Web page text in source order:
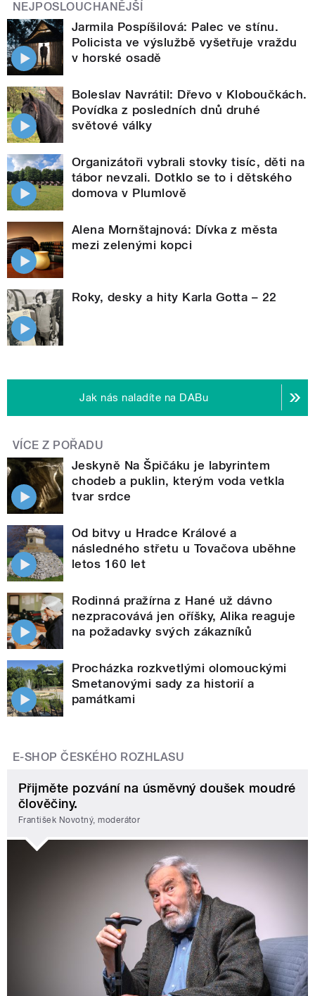
NEJPOSLOUCHANĚJŠÍ
Jarmila Pospíšilová: Palec ve stínu.
Policista ve výslužbě vyšetřuje vraždu
v horské osadě
Boleslav Navrátil: Dřevo v Kloboučkách.
Povídka z posledních dnů druhé
světové války
Organizátoři vybrali stovky tisíc, děti na
tábor nevzali. Dotklo se to i dětského
domova v Plumlově
Alena Mornštajnová: Dívka z města
mezi zelenými kopci
Roky, desky a hity Karla Gotta – 22
Jak nás naladíte na DABu
VÍCE Z POŘADU
Jeskyně Na Špičáku je labyrintem
chodeb a puklin, kterým voda vetkla
tvar srdce
Od bitvy u Hradce Králové a
následného střetu u Tovačova uběhne
letos 160 let
Rodinná pražírna z Hané už dávno
nezpracovává jen oříšky, Alika reaguje
na požadavky svých zákazníků
Procházka rozkvetlými olomouckými
Smetanovými sady za historií a
památkami
E-SHOP ČESKÉHO ROZHLASU
Přijměte pozvání na úsměvný doušek moudré
člověčiny.
František Novotný, moderátor